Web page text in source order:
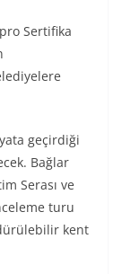
Sertifika
geçirdiği
Bağlar
Serası ve
turu
kent